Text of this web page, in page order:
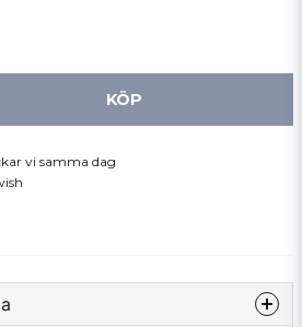
KÖP
vi samma dag